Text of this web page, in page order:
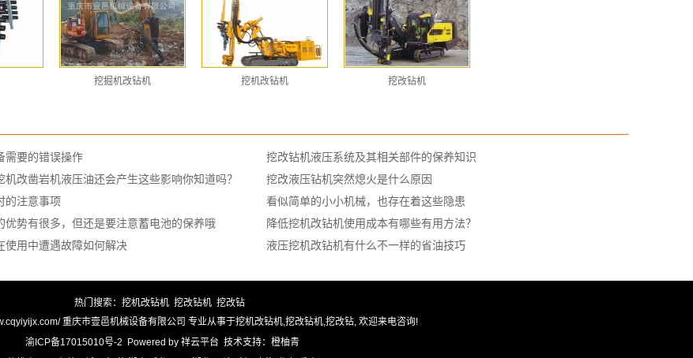
挖掘机改钻机 挖机改钻机 挖改钻机
需要的错误操作
挖改钻机液压系统及其相关部件的保养知识
机改凿岩机液压油还会产生这些影响你知道吗？
挖改液压钻机突然熄火是什么原因
的注意事项
看似简单的小小机械，也存在着这些隐患
优势有很多，但还是要注意蓄电池的保养哦
降低挖机改钻机使用成本有哪些有用方法？
使用中遭遇故障如何解决
液压挖机改钻机有什么不一样的省油技巧
热门搜索： 挖机改钻机 挖改钻机 挖改钻
重庆市壹邑机械设备有限公司 专业从事于挖机改钻机,挖改钻机,挖改钻, 欢迎来电咨询!
渝ICP备17015010号-2 Powered by 祥云平台 技术支持： 橙柚青